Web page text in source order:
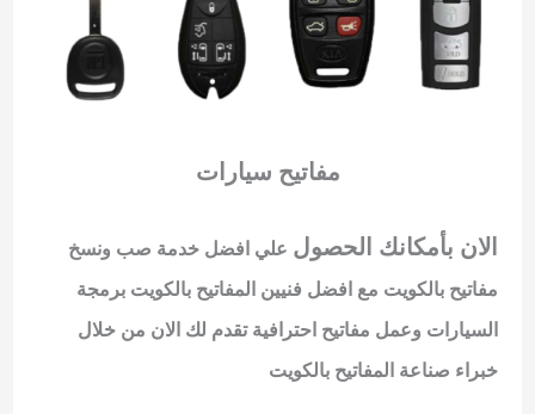
مفاتيح سيارات
الان بأمكانك الحصول علي افضل خدمة صب ونسخ
مفاتيح بالكويت مع افضل فنيين المفاتيح بالكويت برمجة
السيارات وعمل مفاتيح احترافية تقدم لك الان من خلال
خبراء صناعة المفاتيح بالكويت